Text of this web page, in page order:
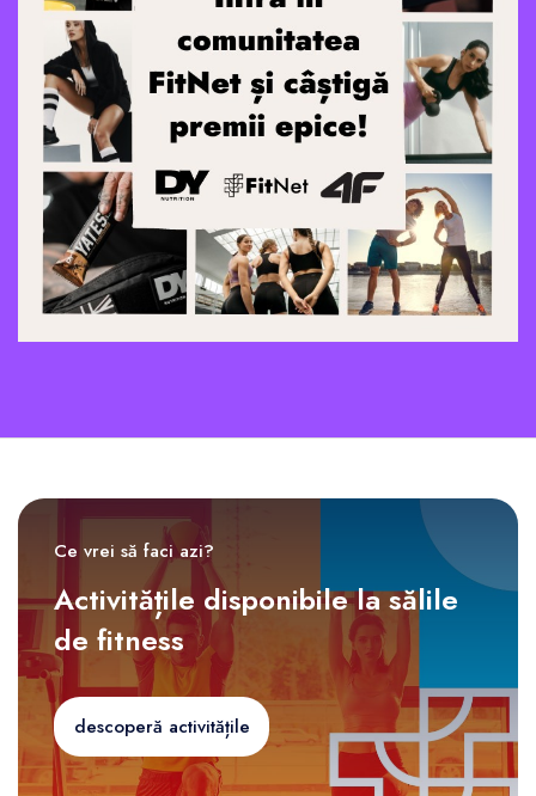
Ce vrei să faci azi?
Activitățile disponibile la sălile
de fitness
descoperă activitățile